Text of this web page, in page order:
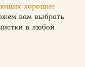
хорошие
вам выбрать
в любой